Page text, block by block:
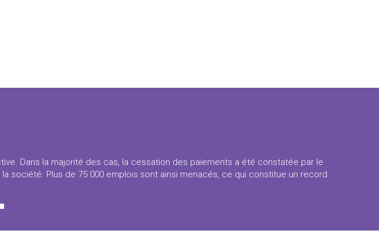
Dans la majorité des cas, la cessation des paiements a été constatée par le
société. Plus de 75 000 emplois sont ainsi menacés, ce qui constitue un record